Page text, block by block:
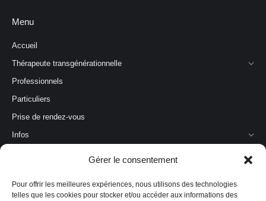
Gérer le consentement
Pour offrir les meilleures expériences, nous utilisons des technologies
telles que les cookies pour stocker et/ou accéder aux informations des
Menu
Accueil
Thérapeute transgénérationnelle
Professionnels
Particuliers
Prise de rendez-vous
Infos
Personne sous emprise amoureuse : comprendre et agir